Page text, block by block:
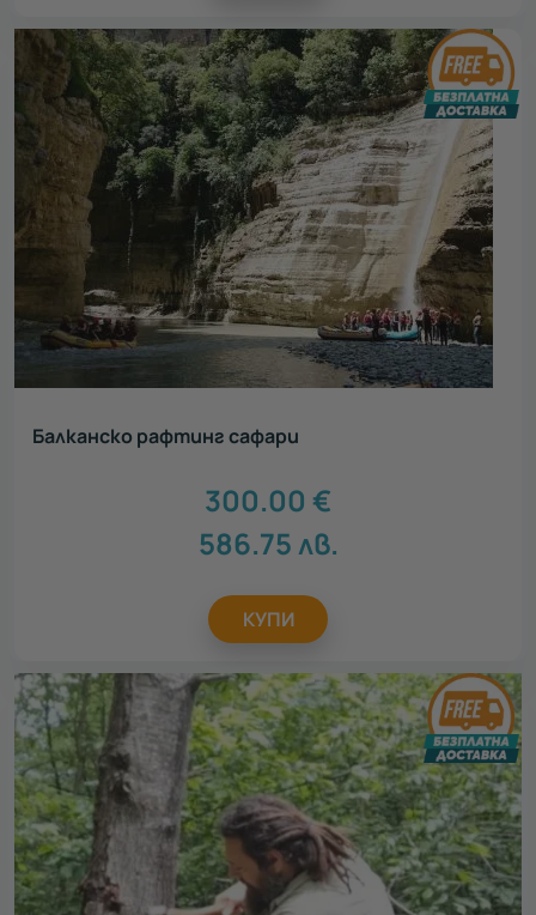
Балканско рафтинг сафари
300.00 €
586.75лв.
КУПИ